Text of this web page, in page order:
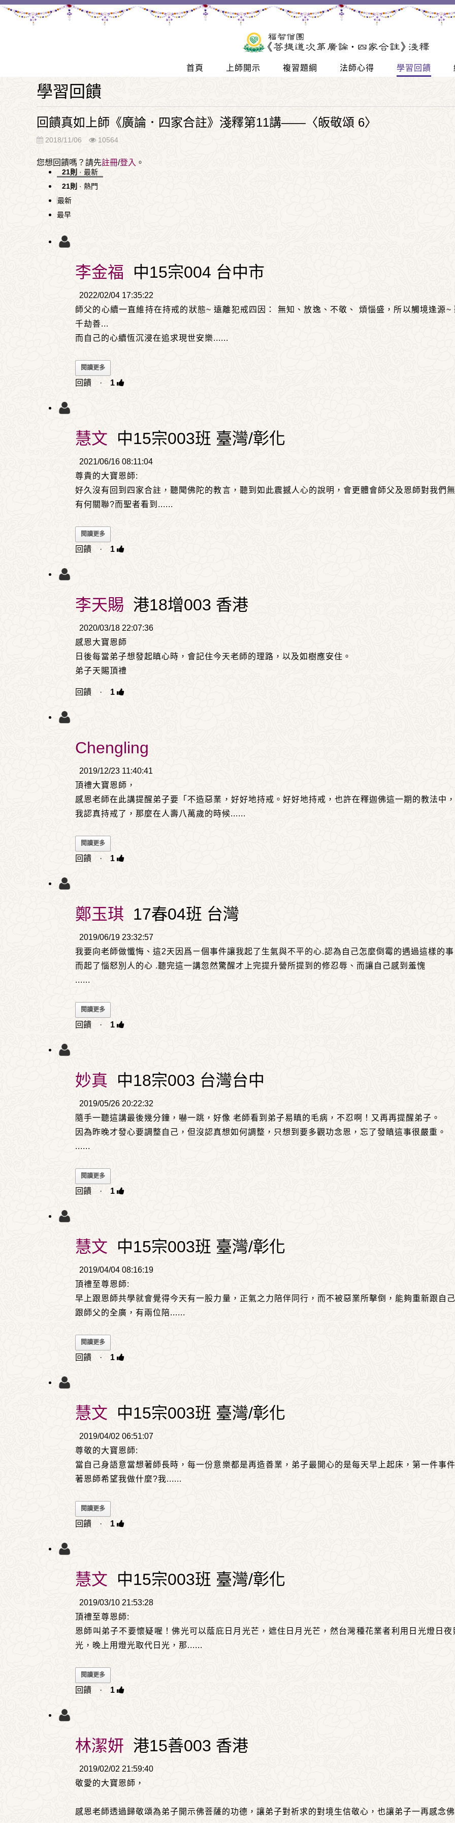
首頁 上師開示 複習題綱 法師心得 學習回饋
學習回饋
回饋真如上師《廣論．四家合註》淺釋第11講——〈皈敬頌 6〉
2018/11/06 10564
您想回饋嗎？請先註冊/登入 。
21則 · 最新
21則 · 熱門
最新
最早
李金福 中15宗004 台中市
2022/02/04 17:35:22
師父的心續一直維持在持戒的狀態~ 遠離犯戒四因： 無知、放逸、不敬、 煩惱盛，所以觸境逢源
千劫善...
而自己的心續恆沉浸在追求現世安樂......
閱讀更多
回饋 · 1
慧文 中15宗003班 臺灣/彰化
2021/06/16 08:11:04
尊貴的大寶恩師:
好久沒有回到四家合註，聽聞佛陀的教言，聽到如此震撼人心的說明，會更體會師父及恩師對我們
有何關聯?而聖者看到 ......
閱讀更多
回饋 · 1
李天賜 港18增003 香港
2020/03/18 22:07:36
感恩大寶恩師
日後每當弟子想發起瞋心時，會記住今天老師的理路，以及如樹應安住。
弟子天賜頂禮
回饋 · 1
Chengling
2019/12/23 11:40:41
頂禮大寶恩師，
感恩老師在此講提醒弟子要「不造惡業，好好地持戒。好好地持戒，也許在釋迦佛這一期的教法中
我認真持戒了，那麼在人壽八萬歲的時候......
閱讀更多
回饋 · 1
鄭玉琪 17春04班 台灣
2019/06/19 23:32:57
我要向老師做懺悔、這2天因爲ㄧ個事件讓我起了生氣與不平的心.認為自己怎麼倒霉的遇過這樣的
而起了惱怒別人的心 .聽完這一講忽然驚醒才上完提升營所提到的修忍辱、而讓自己感到羞愧
......
閱讀更多
回饋 · 1
妙真 中18宗003 台灣台中
2019/05/26 20:22:32
隨手一聽這講最後幾分鐘，嚇一跳，好像 老師看到弟子易瞋的毛病，不忍啊！又再再提醒弟子。
因為昨晚才發心要調整自己，但沒認真想如何調整，只想到要多觀功念恩，忘了發瞋這事很嚴重。
......
閱讀更多
回饋 · 1
慧文 中15宗003班 臺灣/彰化
2019/04/04 08:16:19
頂禮至尊恩師:
早上跟恩師共學就會覺得今天有一股力量，正氣之力陪伴同行，而不被惡業所擊倒，能夠重新跟自
跟師父的全廣，有兩位陪......
閱讀更多
回饋 · 1
慧文 中15宗003班 臺灣/彰化
2019/04/02 06:51:07
尊敬的大寶恩師:
當自己身語意當想著師長時，每一份意樂都是再造善業，弟子最開心的是每天早上起床，第一件事
著恩師希望我做什麼?我......
閱讀更多
回饋 · 1
慧文 中15宗003班 臺灣/彰化
2019/03/10 21:53:28
頂禮至尊恩師:
恩師叫弟子不要懷疑喔！佛光可以蔭庇日月光芒，遮住日月光芒，然台灣種花業者利用日光燈日
光，晚上用燈光取代日光，那......
閱讀更多
回饋 · 1
林潔妍 港15善003 香港
2019/02/02 21:59:40
敬愛的大寶恩師，
感恩老師透過歸敬頌為弟子開示佛菩薩的功德，讓弟子對祈求的對境生信敬心，也讓弟子一再感念